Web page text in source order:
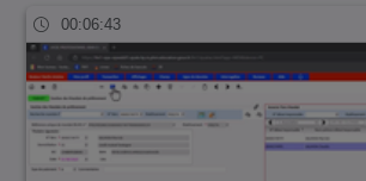
00:06:43